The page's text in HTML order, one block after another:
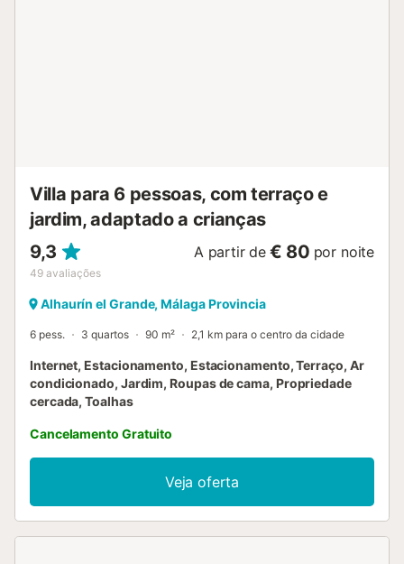
Villa para 6 pessoas, com terraço e
jardim, adaptado a crianças
9,3
49 avaliações
A partir de € 80 por noite
Alhaurín el Grande, Málaga Provincia
6 pess. 3 quartos 90 m² 2,1 km para o centro da cidade
Internet, Estacionamento, Estacionamento, Terraço, Ar
condicionado, Jardim, Roupas de cama, Propriedade
cercada, Toalhas
Cancelamento Gratuito
Veja oferta